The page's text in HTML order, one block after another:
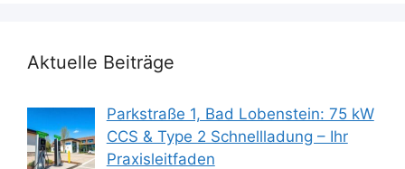
Aktuelle Beiträge
Parkstraße 1, Bad Lobenstein: 75 kW
CCS & Type 2 Schnellladung – Ihr
Praxisleitfaden